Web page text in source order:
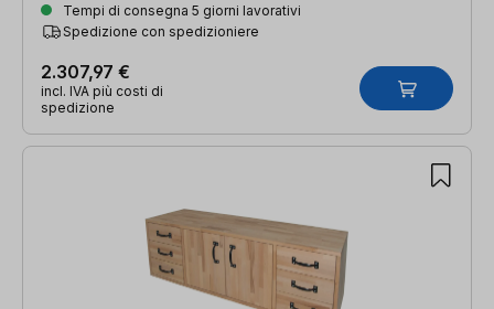
Tempi di consegna 5 giorni lavorativi
Spedizione con spedizioniere
2.307,97 €
incl. IVA più costi di
spedizione